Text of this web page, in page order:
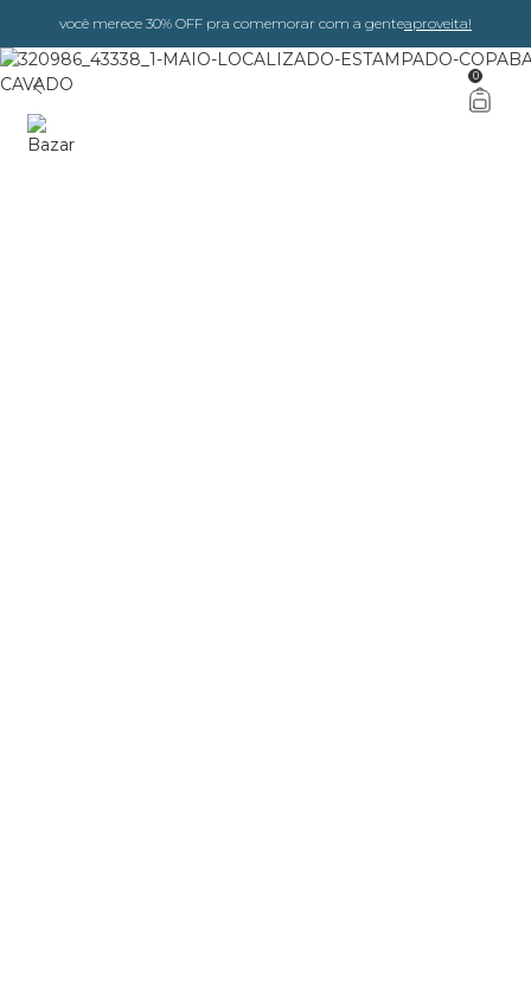
você merece 30% OFF pra comemorar com a genteaproveita!
0